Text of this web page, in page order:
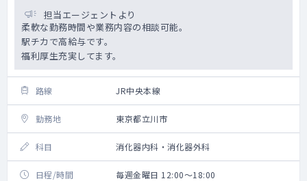
担当エージェントより
柔軟な勤務時間や業務内容の相談可能。
駅チカで高給与です。
福利厚生充実してます。
路線 JR中央本線
勤務地 東京都立川市
科目 消化器内科・消化器外科
日程/時間 毎週金曜日 12:00～18:00